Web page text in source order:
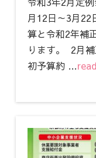
月12日～3月22
算と令和2年補
ります。 2月
初予算約 …